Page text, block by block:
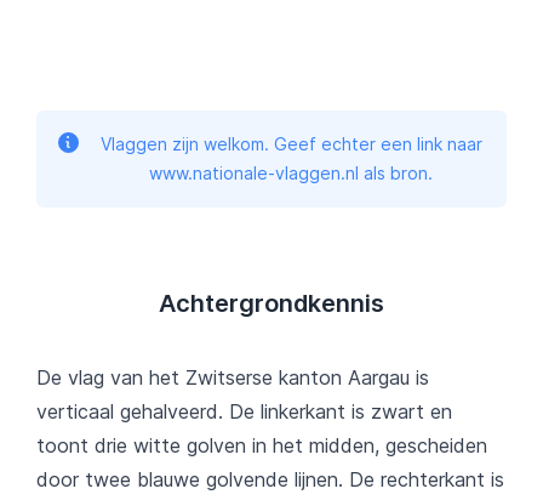
Vlaggen zijn welkom. Geef echter een link naar
www.nationale-vlaggen.nl als bron.
Achtergrondkennis
De vlag van het Zwitserse kanton Aargau is
verticaal gehalveerd. De linkerkant is zwart en
toont drie witte golven in het midden, gescheiden
door twee blauwe golvende lijnen. De rechterkant is